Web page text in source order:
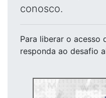
conosco.
Para liberar o acesso
responda ao desafio